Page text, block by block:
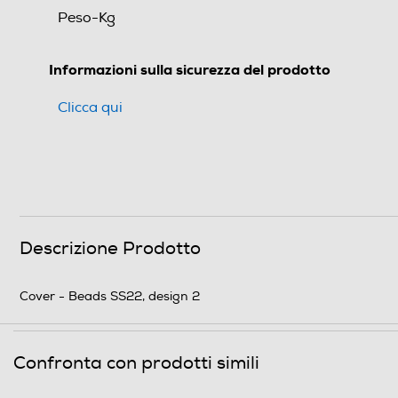
Peso-Kg
Informazioni sulla sicurezza del prodotto
Clicca qui
Descrizione Prodotto
Cover - Beads SS22, design 2
Confronta con prodotti simili